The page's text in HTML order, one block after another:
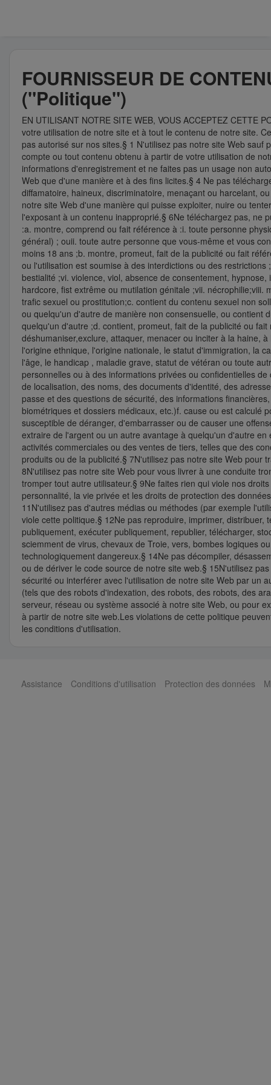
FOURNISSEUR DE
("Politique")
EN UTILISANT NOTRE SITE WEB, VOUS ACCEPTEZ CETTE
votre utilisation de notre site et à tout le contenu de notre site.
pas autorisé sur nos sites.§ 1 N'utilisez pas notre site Web
compte ou tout contenu obtenu à partir de votre utilisation de
informations d'enregistrement et ne faites pas un usage non
Web que d'une manière et à des fins licites.§ 4 Ne pas
diffamatoire, haineux, discriminatoire, menaçant ou harcelant,
notre site Web d'une manière qui puisse exploiter, nuire ou
l'exposant à un contenu inapproprié.§ 6Ne téléchargez pas, ne
:a. montre, comprend ou fait référence à :i. toute personne
général) ; ouii. toute autre personne que vous-même et vous
moins 18 ans ;b. montre, promeut, fait de la publicité ou fait
ou l'utilisation est soumise à des interdictions ou des
bestialité ;vi. violence, viol, absence de consentement,
hardcore, fist extrême ou mutilation génitale ;vii.
trafic sexuel ou prostitution;c. contient du contenu sexuel non
ou quelqu'un d'autre de manière non consensuelle, ou contient
quelqu'un d'autre ;d. contient, promeut, fait de la publicité ou
déshumaniser,exclure, attaquer, menacer ou inciter à la haine,
l'origine ethnique, l'origine nationale, le statut d'immigration, la
l'âge, le handicap , maladie grave, statut de vétéran ou toute
personnelles ou à des informations privées ou confidentielles
de localisation, des noms, des documents d'identité, des
passe et des questions de sécurité, des informations
biométriques et dossiers médicaux, etc.)f. cause ou est calculé
susceptible de déranger, d'embarrasser ou de causer une
extraire de l'argent ou un autre avantage à quelqu'un d'autre
activités commerciales ou des ventes de tiers, telles que des
produits ou de la publicité.§ 7N'utilisez pas notre site Web pour
8N'utilisez pas notre site Web pour vous livrer à une conduite
tromper tout autre utilisateur.§ 9Ne faites rien qui viole nos
personnalité, la vie privée et les droits de protection des
11N'utilisez pas d'autres médias ou méthodes (par exemple
viole cette politique.§ 12Ne pas reproduire, imprimer,
publiquement, exécuter publiquement, republier, télécharger,
sciemment de virus, chevaux de Troie, vers, bombes logiques
technologiquement dangereux.§ 14Ne pas décompiler,
ou de dériver le code source de notre site web.§ 15N'utilisez
sécurité ou interférer avec l'utilisation de notre site Web par un
(tels que des robots d'indexation, des robots, des robots, des
serveur, réseau ou système associé à notre site Web, ou pour
à partir de notre site web.Les violations de cette politique
les conditions d'utilisation.
Assistance Conditions d'utilisation Protection des données